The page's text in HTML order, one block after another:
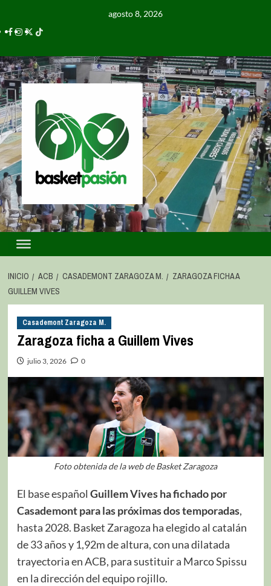
agosto 8, 2026
INICIO ACB CASADEMONT ZARAGOZA M.
ZARAGOZA FICHA A
GUILLEM VIVES
Casademont Zaragoza M.
Zaragoza ficha a Guillem Vives
julio 3, 2026 0
Foto obtenida de la web de Basket Zaragoza
El base español Guillem Vives ha fichado por
Casademont para las próximas dos temporadas,
hasta 2028. Basket Zaragoza ha elegido al catalán
de 33 años y 1,92m de altura, con una dilatada
trayectoria en ACB, para sustituir a Marco Spissu
en la dirección del equipo rojillo.